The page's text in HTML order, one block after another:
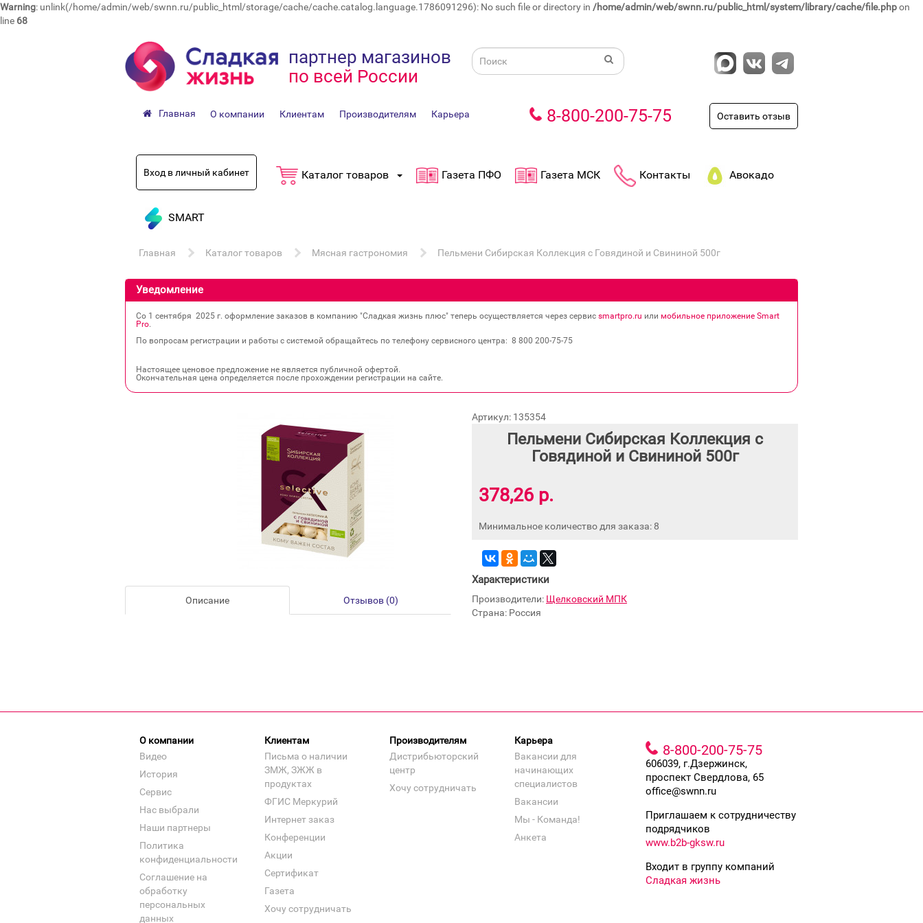
Warning: unlink(/home/admin/web/swnn.ru/public_html/storage/cache/cache.catalog.language.1786091296): No such file or directory in /home/admin/web/swnn.ru/public_html/system/library/cache/file.phpon
line 68
партнер магазинов
по всей России
Главная О компании Клиентам Производителям Карьера 8-800-200-75-75 Оставить отзыв
Вход в личный кабинет Каталог товаров Газета ПФО Газета МСК Контакты Авокадо
SMART
Главная Каталог товаров Мясная гастрономия Пельмени Сибирская Коллекция с Говядиной и Свининой 500г
Уведомление
Со 1 сентября 2025 г. оформление заказов в компанию "Сладкая жизнь плюс" теперь осуществляется через сервис smartpro.ru или мобильное приложение Smart
Pro.
По вопросам регистрации и работы с системой обращайтесь по телефону сервисного центра: 8 800 200‐75‐75
Настоящее ценовое предложение не является публичной офертой.
Окончательная цена определяется после прохождении регистрации на сайте.
Описание Отзывов (0)
Артикул: 135354
Пельмени Сибирская Коллекция с
Говядиной и Свининой 500г
378,26 р.
Минимальное количество для заказа: 8
Характеристики
Производители: Щелковский МПК
Страна: Россия
О компании
Видео
История
Сервис
Нас выбрали
Наши партнеры
Политика
конфиденциальности
Соглашение на
обработку
персональных
данных
Клиентам
Письма о наличии
ЗМЖ, ЗЖЖ в
продуктах
ФГИС Меркурий
Интернет заказ
Конференции
Акции
Сертификат
Газета
Хочу сотрудничать
Производителям
Дистрибьюторский
центр
Хочу сотрудничать
Карьера
Вакансии для
начинающих
специалистов
Вакансии
Мы - Команда!
Анкета
8-800-200-75-75
606039, г.Дзержинск,
проспект Свердлова, 65
office@swnn.ru
Приглашаем к сотрудничеству
подрядчиков
www.b2b-gksw.ru
Входит в группу компаний
Сладкая жизнь